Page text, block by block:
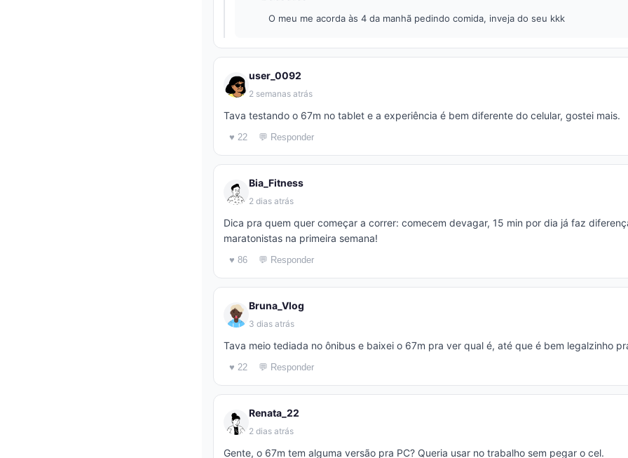
O meu me acorda às 4 da manhã pedindo comida, inveja do seu kkk
user_0092
2 semanas atrás
Tava testando o 67m no tablet e a experiência é bem diferente do celular, gostei mais.
♥ 22 💬 Responder
Bia_Fitness
2 dias atrás
Dica pra quem quer começar a correr: comecem devagar, 15 min por dia já faz
maratonistas na primeira semana!
♥ 86 💬 Responder
Bruna_Vlog
3 dias atrás
Tava meio tediada no ônibus e baixei o 67m pra ver qual é, até que é bem legalzinho
♥ 22 💬 Responder
Renata_22
2 dias atrás
Gente, o 67m tem alguma versão pra PC? Queria usar no trabalho sem pegar o cel.